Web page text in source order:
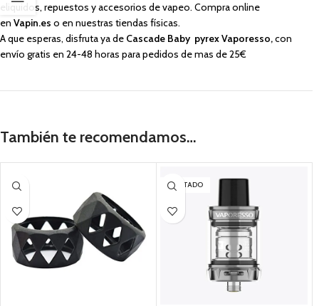
eliquidos, repuestos y accesorios de vapeo. Compra online
en Vapin.es o en nuestras tiendas físicas.
A que esperas, disfruta ya de Cascade Baby pyrex Vaporesso,con
envío gratis en 24-48 horas para pedidos de mas de 25€
También te recomendamos…
AGOTADO